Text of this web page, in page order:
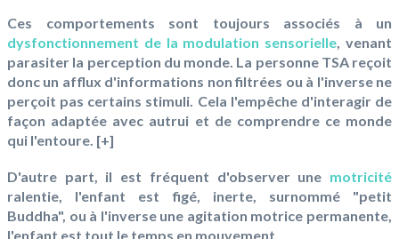
Ces comportements sont toujours associés à un
dysfonctionnement de la modulation sensorielle, venant
parasiter la perception du monde. La personne TSA reçoit
donc un afflux d'informations non filtrées ou à l'inverse ne
perçoit pas certains stimuli. Cela l'empêche d'interagir de
façon adaptée avec autrui et de comprendre ce monde
qui l'entoure. [+]
D'autre part, il est fréquent d'observer une motricité
ralentie, l'enfant est figé, inerte, surnommé "petit
Buddha", ou à l'inverse une agitation motrice permanente,
l'enfant est tout le temps en mouvement.